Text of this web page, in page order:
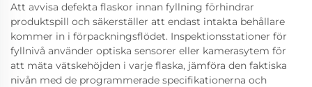
Att avvisa defekta flaskor innan fyllning förhindrar
produktspill och säkerställer att endast intakta behållare
kommer in i förpackningsflödet. Inspektionsstationer för
fyllnivå använder optiska sensorer eller kamerasytem för
att mäta vätskehöjden i varje flaska, jämföra den faktiska
nivån med de programmerade specifikationerna och